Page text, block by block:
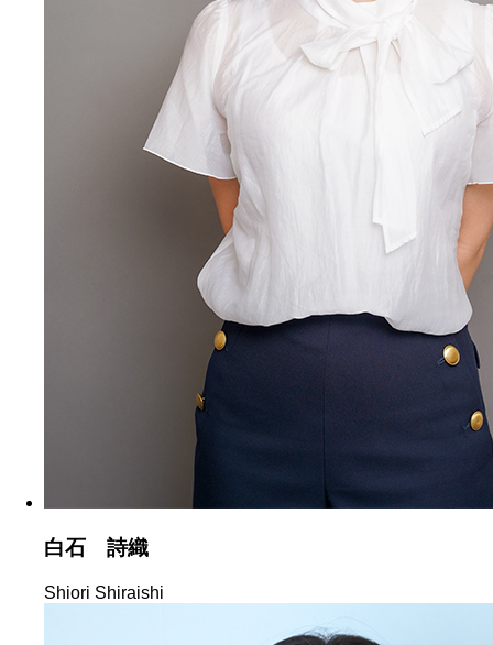
白石 詩織
Shiori Shiraishi